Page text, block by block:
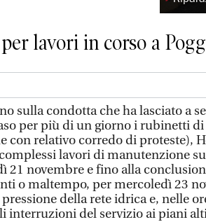
lavori in corso a
sulla condotta che ha lasciato a
per più di un giorno i rubinetti
con relativo corredo di proteste),
lavori di manutenzione
21 novembre e fino alla
o maltempo, per mercoledì 23
della rete idrica e, nelle
interruzioni del servizio ai piani